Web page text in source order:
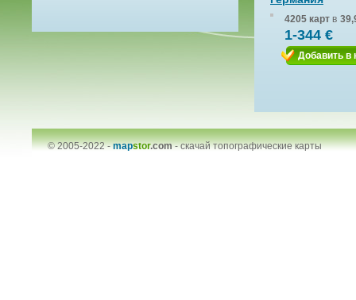
4205 карт в
1-344 €
Добавить в
© 2005-2022 -mapstor.com-скачай топографические карты